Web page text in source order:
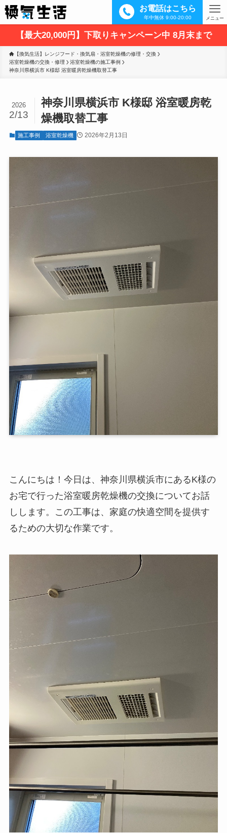
お電話はこちら
年中無休 9:00-20:00 メニュー
【最大20,000円】下取りキャンペーン中 8月末まで
【換気生活】レンジフード・換気扇・浴室乾燥機の修理・交換
浴室乾燥機の交換・修理
浴室乾燥機の施工事例
神奈川県横浜市 K様邸 浴室暖房乾燥機取替工事
神奈川県横浜市 K様邸 浴室暖房乾
燥機取替工事
2026
2/13
施工事例 浴室乾燥機 2026年2月13日
こんにちは！今日は、神奈川県横浜市にあるK様の
お宅で行った浴室暖房乾燥機の交換についてお話
しします。この工事は、家庭の快適空間を提供す
るための大切な作業です。